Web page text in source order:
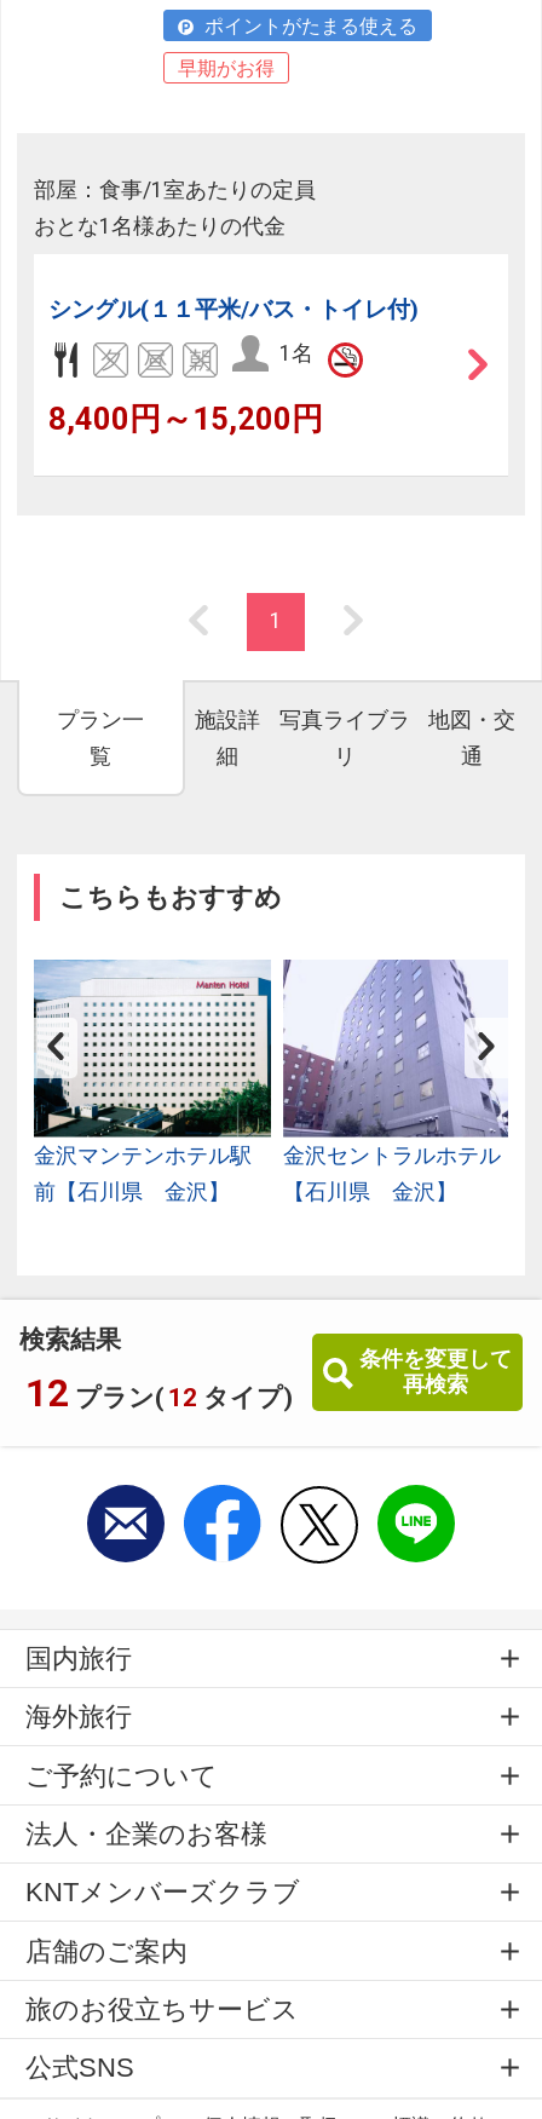
検索結果
12 プラン( 12 タイプ)
条件を変更して
再検索
ポイントがたまる使える
早期がお得
部屋：食事/1室あたりの定員
おとな1名様あたりの代金
シングル(１１平米/バス・トイレ付)
1名
8,400円～15,200円
1
プラン一
覧
施設詳
細
写真ライブラ
リ
地図・交
通
こちらもおすすめ
金沢マンテンホテル駅
前【石川県 金沢】
金沢セントラルホテル
【石川県 金沢】
国内旅行
海外旅行
ご予約について
法人・企業のお客様
KNTメンバーズクラブ
店舗のご案内
旅のお役立ちサービス
公式SNS